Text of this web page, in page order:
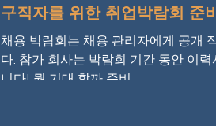
구직자를 위한 취업박람회 준
채용 박람회는 채용 관리자에게 공개
다. 참가 회사는 박람회 기간 동안 이
니다! 뭘 기대 할까 준비...